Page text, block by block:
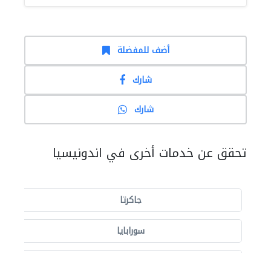
أضف للمفضلة
شارك
شارك
تحقق عن خدمات أخرى في اندونيسيا
جاكرتا
سورابايا